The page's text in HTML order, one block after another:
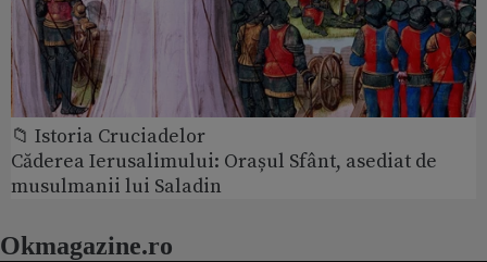
📁 Istoria Cruciadelor
Căderea Ierusalimului: Orașul Sfânt, asediat de
musulmanii lui Saladin
Okmagazine.ro